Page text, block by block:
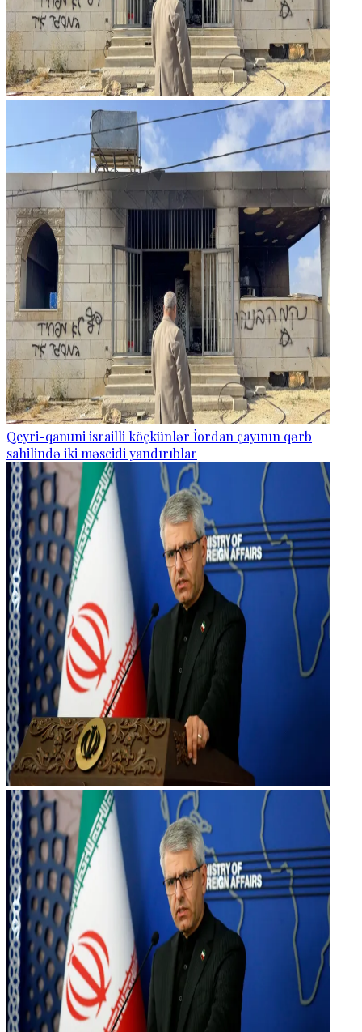
Qeyri-qanuni israilli köçkünlər İordan çayının qərb
sahilində iki məscidi yandırıblar